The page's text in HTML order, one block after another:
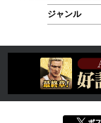
ジャンル